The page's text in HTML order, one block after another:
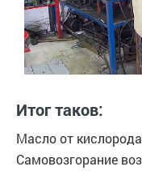
Итог таков:
Масло от
Самовозгорание